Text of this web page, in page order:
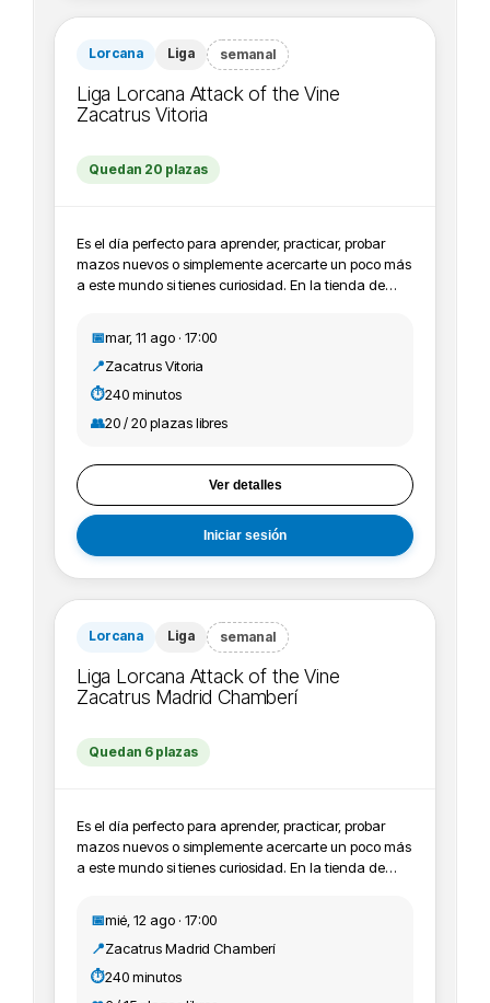
Lorcana Liga semanal
Liga Lorcana Attack of the Vine
Zacatrus Vitoria
Quedan 20 plazas
Es el día perfecto para aprender, practicar, probar
mazos nuevos o simplemente acercarte un poco más
a este mundo si tienes curiosidad. En la tienda de
cartas y pines. Solo por venir puedes conseguir
promos y material exclusivo que no está a la venta,
ya que contamos con material de Lorcana de cada
Inscripción: es gratis. Solo te tienes que registrar una
enseñarnos el QR de la invitación que te llegará a tu
e-mail para que podamos premiar tu asistencia. -
Recordamos que los días que hacemos liga son los
martes siempre que no sea festivo . Empieza a las
17:00 h y acaba a las 21:00 h, puedes venir cuando
quieras dentro de esas horas.
📅mar, 11 ago · 17:00
📍Zacatrus Vitoria
⏱️240 minutos
👥20 / 20 plazas libres
Ver detalles
Iniciar sesión
Lorcana Liga semanal
Liga Lorcana Attack of the Vine
Zacatrus Madrid Chamberí
Quedan 6 plazas
Es el día perfecto para aprender, practicar, probar
mazos nuevos o simplemente acercarte un poco más
a este mundo si tienes curiosidad. En la tienda de
cajas para cartas y pines. Solo por venir puedes
conseguir promos y material exclusivo que no está a
la venta, ya que contamos con material de Lorcana
📅mié, 12 ago · 17:00
📍Zacatrus Madrid Chamberí
⏱️240 minutos